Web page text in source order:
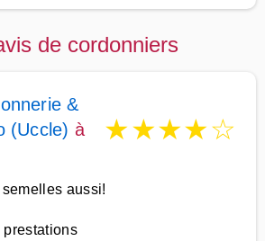
de cordonniers
&
(Uccle) à
★★★★☆
aussi!
prestations